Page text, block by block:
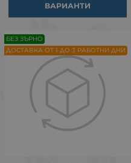
ВАРИАНТИ
БЕЗ ЗЪРНО
ДОСТАВКА ОТ 1 ДО 3 РАБОТНИ ДНИ